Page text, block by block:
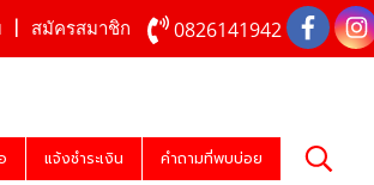
สมัครสมาชิก 0826141942
แจ้งชำระเงิน คำถามที่พบบ่อย